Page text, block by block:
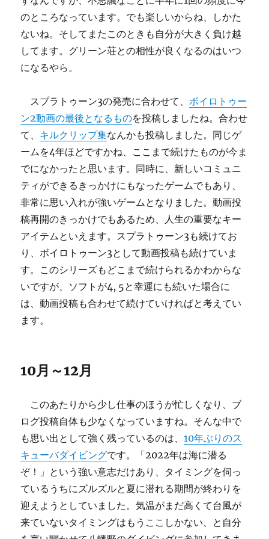
のところなっています。でも楽しいからね、しかた
ないね。そしてまたこのときも自分が大きく負け越
してます。グリーン荘との相性が良くなるのはいつ
になるやら。
スプラトゥーン3の発売に合わせて、ボイロトゥー
ン2動画の最後となるものを投稿しましたね。合わせ
て、 キルクリップ集なんかも投稿しました。同じゲ
ームを4年ほどですかね、ここまで続けたものが今ま
でになかったと思います。同時に、新しいコミュニ
ティができるきっかけにもなったゲームでもあり、
非常に思い入れが強いゲームとなりました。動画投
稿再開のきっかけでもあるため、人生の重要なキー
アイテムといえます。スプラトゥーン3も続けてお
り、ボイロトゥーン3として動画投稿も続けていま
す。このシリーズもどこまで続けられるかわからな
いですが、ソフトが4, 5と幸運にも続いた場合に
は、動画投稿も合わせて続けていければと考えてい
ます。
10月～12月
このあたりから少し仕事のほうが忙しくなり、ブ
ログ投稿自体も少なくなっていますね。そんな中で
も思い出として強く残っているのは、10年ぶりのス
キューバダイビングです。「2022年は海に潜る
ぞ！」という強い意志だけあり、タイミングを伺っ
ているうちにズルズルと夏に潜れる期間が終わりを
迎えようとしていました。気温がまだ高くて台風が
来ていないタイミングはもうここしかない、と自分